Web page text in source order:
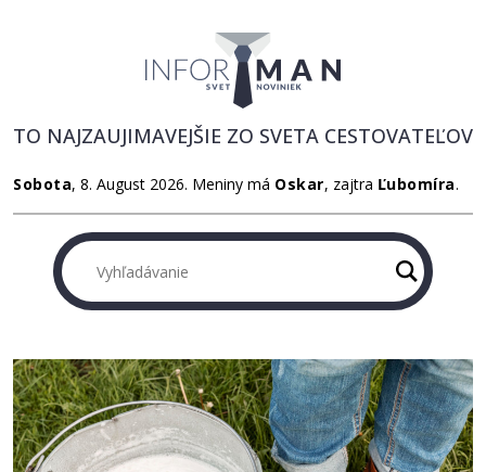
Sobota, 8. August 2026. Meniny má Oskar, zajtra Ľubomíra.
TO NAJZAUJIMAVEJŠIE ZO SVETA CESTOVATEĽOV